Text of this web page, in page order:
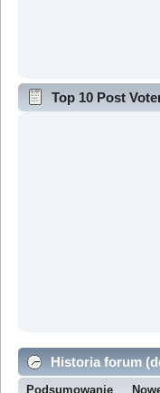
Top 10 Post
Historia forum
Podsumowanie